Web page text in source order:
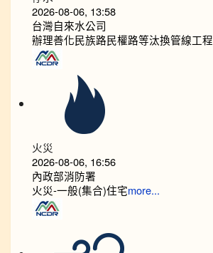
2026-08-06, 13:58
台灣自來水公司
辦理善化民族路民權路等汰換管線工程
火災
2026-08-06, 16:56
內政部消防署
火災-一般(集合)住宅more...